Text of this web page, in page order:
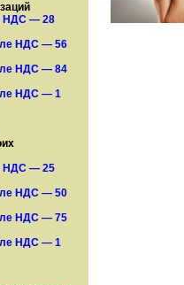
НДС — 28
НДС — 56
НДС — 84
НДС — 1
НДС — 25
НДС — 50
НДС — 75
НДС — 1